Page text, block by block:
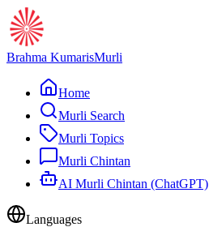
Brahma KumarisMurli
Home
Murli Search
Murli Topics
Murli Chintan
AI Murli Chintan (ChatGPT)
Languages